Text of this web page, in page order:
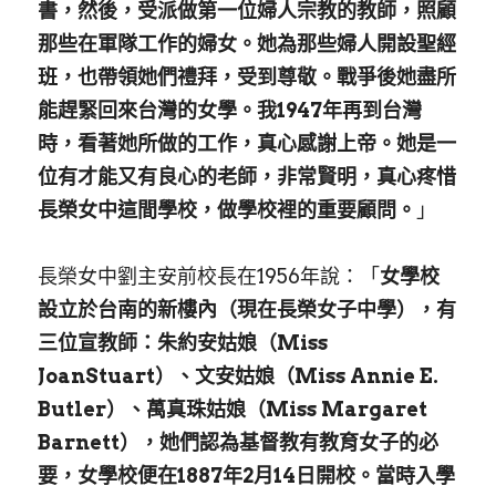
書，然後，受派做第一位婦人宗教的教師，照顧
那些在軍隊工作的婦女。她為那些婦人開設聖經
班，也帶領她們禮拜，受到尊敬。戰爭後她盡所
能趕緊回來台灣的女學。我1947年再到台灣
時，看著她所做的工作，真心感謝上帝。她是一
位有才能又有良心的老師，非常賢明，真心疼惜
長榮女中這間學校，做學校裡的重要顧問。 」
長榮女中劉主安前校長在1956年說：「 女學校
設立於台南的新樓內（現在長榮女子中學），有
三位宣教師：朱約安姑娘（Miss
JoanStuart）、文安姑娘（Miss Annie E.
Butler）、萬真珠姑娘（Miss Margaret
Barnett），她們認為基督教有教育女子的必
要，女學校便在1887年2月14日開校。當時入學